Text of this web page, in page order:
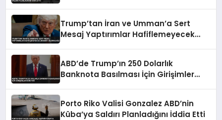
Trump’tan İran ve Umman’a Sert
Mesaj Yaptırımlar Hafiflemeyecek
ABD’de Trump’ın 250 Dolarlık
Banknota Basılması İçin Girişimler
Porto Riko Valisi Gonzalez ABD’nin
Küba’ya Saldırı Planladığını İddia Etti